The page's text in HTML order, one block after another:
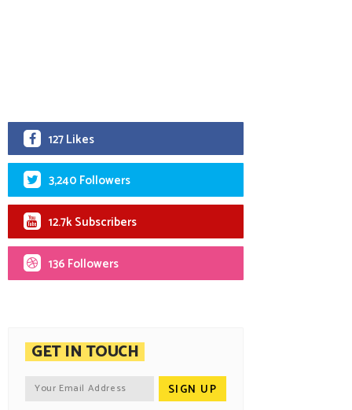
127 Likes
3,240 Followers
12.7k Subscribers
136 Followers
GET IN TOUCH